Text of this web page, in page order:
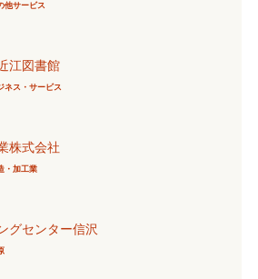
他サービス
江図書館
ネス・サービス
株式会社
・加工業
グセンター信沢